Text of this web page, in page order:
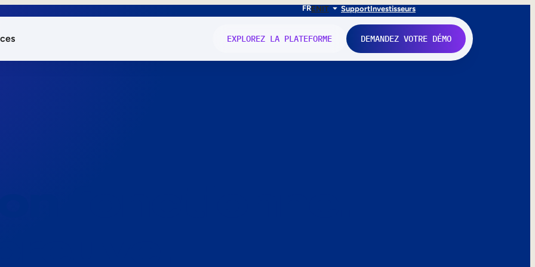
FRENIT SupportInvestisseurs
EXPLOREZ LA PLATEFORME DEMANDEZ VOTRE DÉMO